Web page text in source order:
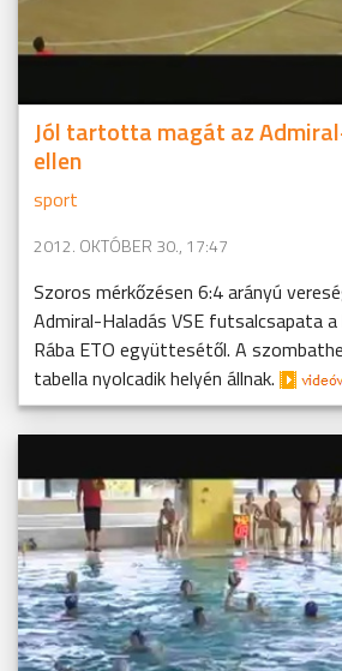
Jól tartotta magát az
ellen
sport
2012. OKTÓBER 30., 17:47
Szoros mérkőzésen 6:4 arányú
Admiral-Haladás VSE futsalcsapata a
Rába ETO együttesétől. A
tabella nyolcadik helyén állnak.